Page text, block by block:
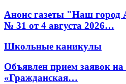
Анонс газеты "Наш город
№ 31 от 4 августа 2026…
Школьные каникулы
Объявлен прием заявок на
«Гражданская…